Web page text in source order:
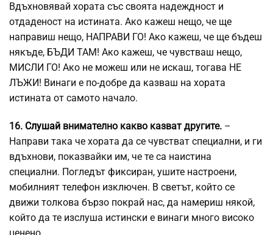
Вдъхновявай хората със своята надеждност и
отдаденост на истината. Ако кажеш нещо, че ще
направиш нещо, НАПРАВИ ГО! Ако кажеш, че ще бъдеш
някъде, БЪДИ ТАМ! Ако кажеш, че чувстваш нещо,
МИСЛИ ГО! Ако не можеш или не искаш, тогава НЕ
ЛЪЖИ! Винаги е по-добре да казваш на хората
истината от самото начало.
16. Слушай внимателно какво казват другите. –
Направи така че хората да се чувстват специални, и ги
вдъхнови, показвайки им, че те са наистина
специални. Погледът фиксиран, ушите настроени,
мобилният телефон изключен. В светът, който се
движи толкова бързо покрай нас, да намериш някой,
който да те изслуша истински е винаги много високо